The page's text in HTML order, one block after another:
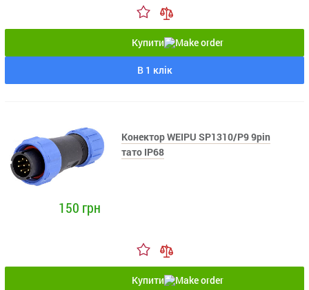
Купити
В 1 клік
Конектор WEIPU SP1310/P9 9pin
тато IP68
150 грн
Купити